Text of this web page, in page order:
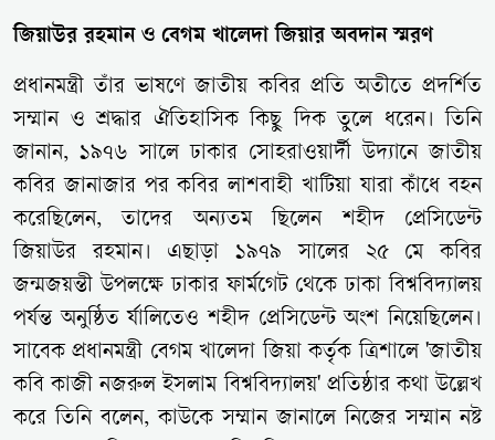
জিয়াউর রহমান ও বেগম খালেদা জিয়ার অবদান স্মরণ
প্রধানমন্ত্রী তাঁর ভাষণে জাতীয় কবির প্রতি অতীতে প্রদর্শিত
সম্মান ও শ্রদ্ধার ঐতিহাসিক কিছু দিক তুলে ধরেন। তিনি
জানান, ১৯৭৬ সালে ঢাকার সোহরাওয়ার্দী উদ্যানে জাতীয়
কবির জানাজার পর কবির লাশবাহী খাটিয়া যারা কাঁধে বহন
করেছিলেন, তাদের অন্যতম ছিলেন শহীদ প্রেসিডেন্ট
জিয়াউর রহমান। এছাড়া ১৯৭৯ সালের ২৫ মে কবির
জন্মজয়ন্তী উপলক্ষে ঢাকার ফার্মগেট থেকে ঢাকা বিশ্ববিদ্যালয়
পর্যন্ত অনুষ্ঠিত র্যালিতেও শহীদ প্রেসিডেন্ট অংশ নিয়েছিলেন।
সাবেক প্রধানমন্ত্রী বেগম খালেদা জিয়া কর্তৃক ত্রিশালে 'জাতীয়
কবি কাজী নজরুল ইসলাম বিশ্ববিদ্যালয়' প্রতিষ্ঠার কথা উল্লেখ
করে তিনি বলেন, কাউকে সম্মান জানালে নিজের সম্মান নষ্ট